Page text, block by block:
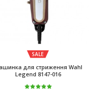
SALE
для стриження Wahl
Legend 8147-016